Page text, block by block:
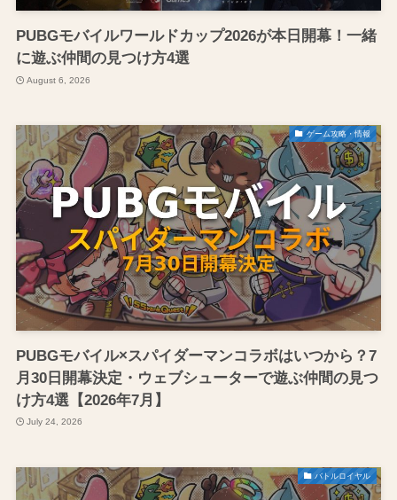
PUBGモバイルワールドカップ2026が本日開幕！一緒
に遊ぶ仲間の見つけ方4選
August 6, 2026
ゲーム攻略・情報
PUBGモバイル×スパイダーマンコラボはいつから？7
月30日開幕決定・ウェブシューターで遊ぶ仲間の見つ
け方4選【2026年7月】
July 24, 2026
バトルロイヤル